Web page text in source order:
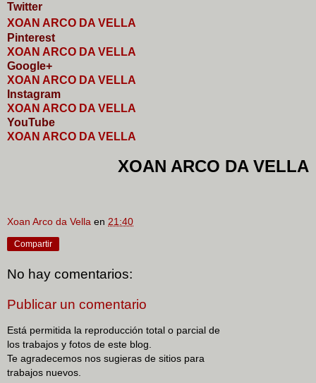
Twitter
XOAN ARCO DA VELLA
Pinterest
XOAN ARCO DA VELLA
Google+
XOAN ARCO DA VELLA
nstagram
XOAN ARCO DA VELLA
YouTube
XOAN ARCO DA VELLA
XOAN ARCO DA VELLA
Xoan Arco da Vella en 21:40
Compartir
No hay comentarios:
Publicar un comentario
Está permitida la reproducción total o parcial de
los trabajos y fotos de este blog.
Te agradecemos nos sugieras de sitios para
trabajos nuevos.